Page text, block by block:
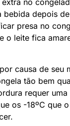
bebida depois
presa no
o leite fica
causa de seu
tão bem
requer
os -18ºC que